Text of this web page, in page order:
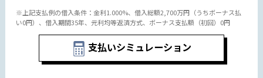
※上記支払例の借入条件：金利1.000%、借入総額2,700万円（うちボーナス払
い0円）、借入期間35年、元利均等返済方式、ボーナス支払額（初回）0円
支払いシミュレーション